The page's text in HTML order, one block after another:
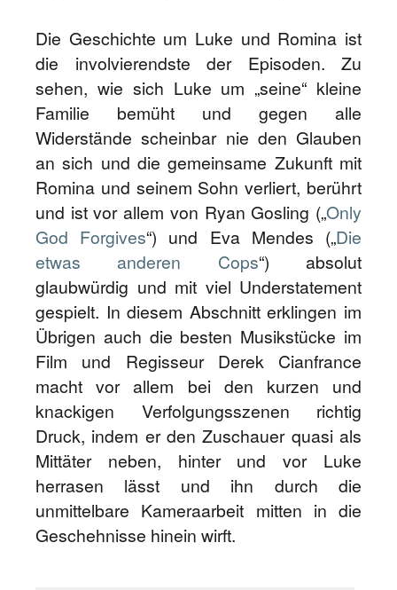
Die Geschichte um Luke und Romina ist
die involvierendste der Episoden. Zu
sehen, wie sich Luke um „seine“ kleine
Familie bemüht und gegen alle
Widerstände scheinbar nie den Glauben
an sich und die gemeinsame Zukunft mit
Romina und seinem Sohn verliert, berührt
und ist vor allem von Ryan Gosling („Only
God Forgives“) und Eva Mendes („Die
etwas anderen Cops“) absolut
glaubwürdig und mit viel Understatement
gespielt. In diesem Abschnitt erklingen im
Übrigen auch die besten Musikstücke im
Film und Regisseur Derek Cianfrance
macht vor allem bei den kurzen und
knackigen Verfolgungsszenen richtig
Druck, indem er den Zuschauer quasi als
Mittäter neben, hinter und vor Luke
herrasen lässt und ihn durch die
unmittelbare Kameraarbeit mitten in die
Geschehnisse hinein wirft.